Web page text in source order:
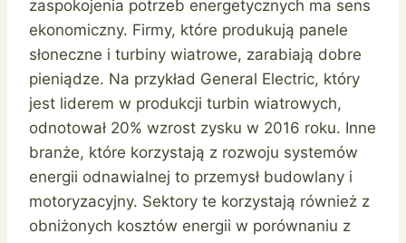
zaspokojenia potrzeb energetycznych ma sens
ekonomiczny. Firmy, które produkują panele
słoneczne i turbiny wiatrowe, zarabiają dobre
pieniądze. Na przykład General Electric, który
jest liderem w produkcji turbin wiatrowych,
odnotował 20% wzrost zysku w 2016 roku. Inne
branże, które korzystają z rozwoju systemów
energii odnawialnej to przemysł budowlany i
motoryzacyjny. Sektory te korzystają również z
obniżonych kosztów energii w porównaniu z